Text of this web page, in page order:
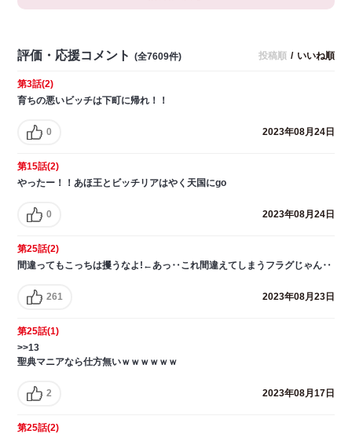
評価・応援コメント (全7609件) 投稿順 / いいね順
第3話(2)
育ちの悪いビッチは下町に帰れ！！
0 2023年08月24日
第15話(2)
やったー！！あほ王とビッチリアはやく天国にgo
0 2023年08月24日
第25話(2)
間違ってもこっちは攫うなよ!←あっ‥これ間違えてしまうフラグじゃん‥
261 2023年08月23日
第25話(1)
>>13
聖典マニアなら仕方無いｗｗｗｗｗｗ
2 2023年08月17日
第25話(2)